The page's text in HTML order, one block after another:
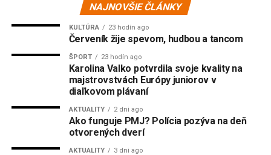
NAJNOVŠIE ČLÁNKY
KULTÚRA 23 hodín ago
Červeník žije spevom, hudbou a tancom
ŠPORT 23 hodín ago
Karolina Valko potvrdila svoje kvality na
majstrovstvách Európy juniorov v
diaľkovom plávaní
AKTUALITY 2 dni ago
Ako funguje PMJ? Polícia pozýva na deň
otvorených dverí
AKTUALITY 3 dni ago